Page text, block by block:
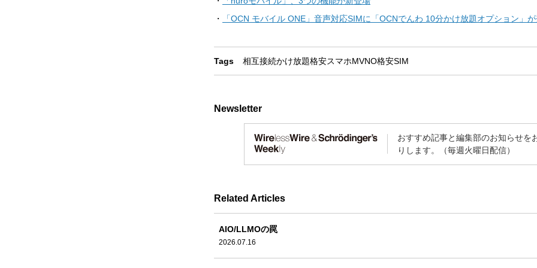
・
「OCN モバイル ONE」音声対応SIMに「OCNでんわ 10分かけ放題オプション」
Tags 相互接続かけ放題格安スマホMVNO格安SIM
Newsletter
おすすめ記事と編集部のお知らせを
りします。（毎週火曜日配信）
Related Articles
AIO/LLMOの罠
2026.07.16